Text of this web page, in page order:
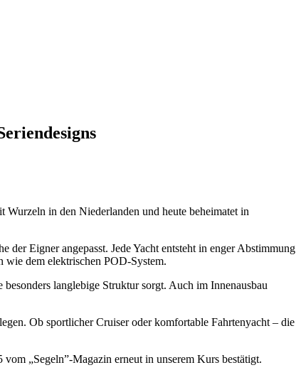
in den Niederlanden und heute beheimatet in
Eigner angepasst. Jede Yacht entsteht in enger Abstimmung
dem elektrischen POD-System.
langlebige Struktur sorgt. Auch im Innenausbau
Ob sportlicher Cruiser oder komfortable Fahrtenyacht – die
„Segeln”-Magazin erneut in unserem Kurs bestätigt.